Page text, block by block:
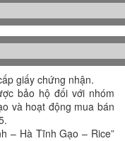
giấy chứng nhận.
bảo hộ đối với nhóm
và hoạt động mua bán
– Hà Tĩnh Gạo – Rice”